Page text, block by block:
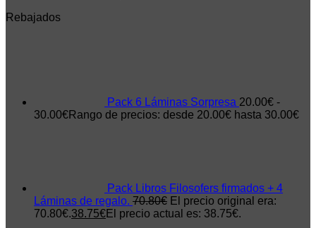
Rebajados
Pack 6 Láminas Sorpresa 20.00€ -
30.00€Rango de precios: desde 20.00€ hasta 30.00€
Pack Libros Filosofers firmados + 4
Láminas de regalo. 70.80€ El precio original era:
70.80€.38.75€El precio actual es: 38.75€.